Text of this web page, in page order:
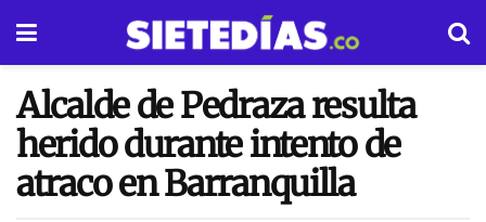
Alcalde de Pedraza resulta
herido durante intento de
atraco en Barranquilla